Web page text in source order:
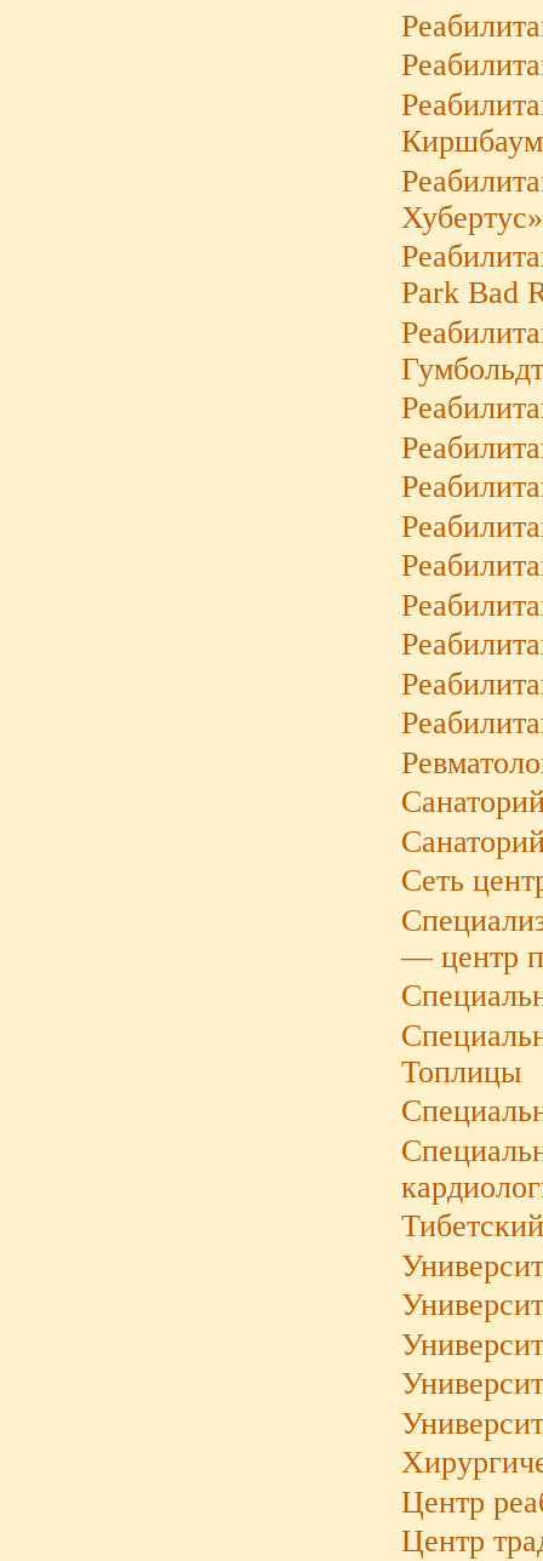
Хубертус»
Park Bad
Сеть
— центр
Топлицы
Центр
Центр